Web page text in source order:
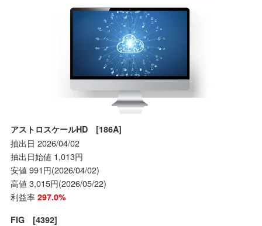
アストロスケールHD [186A]
抽出日 2026/04/02
抽出日始値 1,013円
安値 991円(2026/04/02)
高値 3,015円(2026/05/22)
利益率 297.0%
FIG [4392]